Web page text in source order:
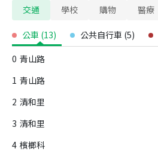
交通 學校 購物 醫療
公車 (13) 公共自行車 (5)
0 青山路
1 青山路
2 清和里
3 清和里
4 檳榔科